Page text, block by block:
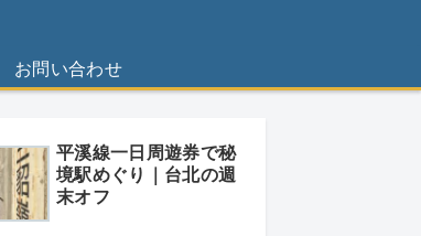
お問い合わせ
平溪線一日周遊券で秘
境駅めぐり｜台北の週
末オフ